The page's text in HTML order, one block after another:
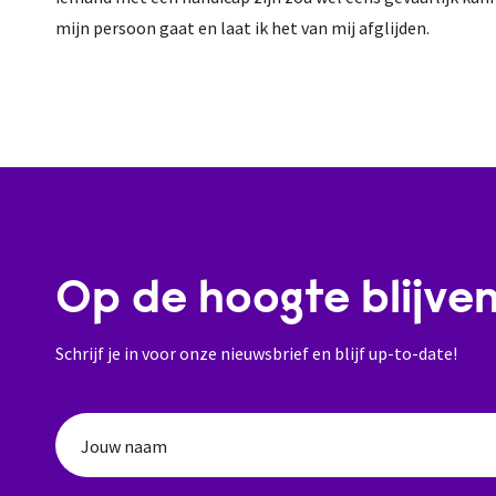
mijn persoon gaat en laat ik het van mij afglijden.
Op de hoogte
Schrijf je in voor onze nieuwsbrief en blijf up-to-date!
Jouw naam